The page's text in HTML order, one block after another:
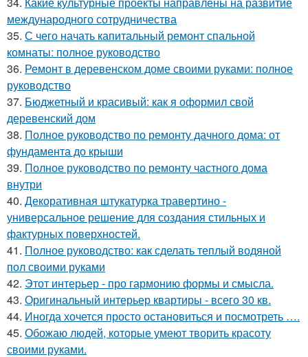
международного сотрудничества
35. С чего начать капитальный ремонт спальной
комнаты: полное руководство
36. Ремонт в деревенском доме своими руками: полное
руководство
37. Бюджетный и красивый: как я оформил свой
деревенский дом
38. Полное руководство по ремонту дачного дома: от
фундамента до крыши
39. Полное руководство по ремонту частного дома
внутри
40. Декоративная штукатурка травертино -
универсальное решение для создания стильных и
фактурных поверхностей.
41. Полное руководство: как сделать теплый водяной
пол своими руками
42. Этот интерьер - про гармонию формы и смысла.
43. Оригинальный интерьер квартиры - всего 30 кв.
44. Иногда хочется просто остановиться и посмотреть ….
45. Обожаю людей, которые умеют творить красоту
своими руками.